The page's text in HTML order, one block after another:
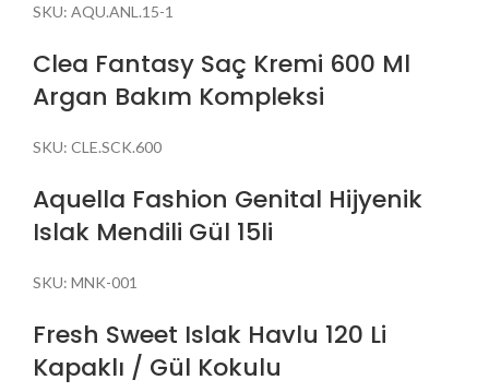
SKU: AQU.ANL.15-1
Clea Fantasy Saç Kremi 600 Ml
Argan Bakım Kompleksi
SKU: CLE.SCK.600
Aquella Fashion Genital Hijyenik
Islak Mendili Gül 15li
SKU: MNK-001
Fresh Sweet Islak Havlu 120 Li
Kapaklı / Gül Kokulu